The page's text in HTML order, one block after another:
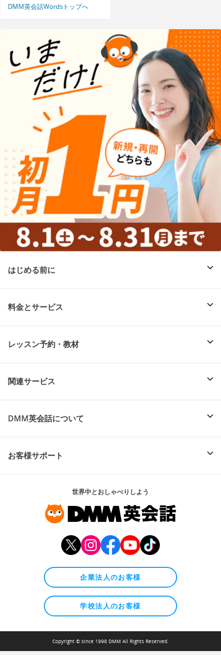
DMM英会話Wordsトップへ
はじめる前に
料金とサービス
レッスン予約・教材
関連サービス
DMM英会話について
お客様サポート
世界中とおしゃべりしよう
企業法人のお客様
学校法人のお客様
Copyright © since 1998 DMM All Rights Reserved.